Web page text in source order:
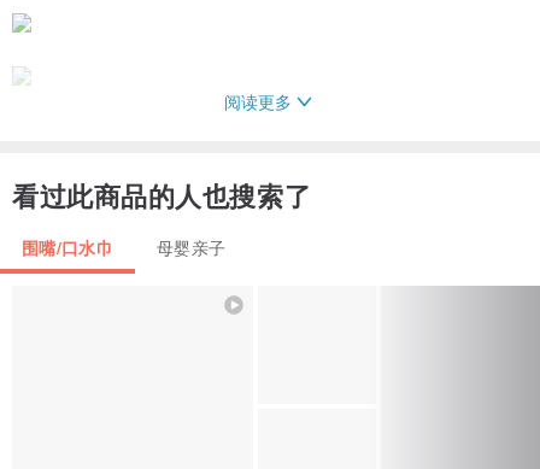
阅读更多
看过此商品的人也搜索了
围嘴/口水巾 母婴亲子